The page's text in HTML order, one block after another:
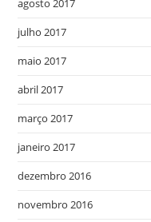
agosto 2017
julho 2017
maio 2017
abril 2017
março 2017
janeiro 2017
dezembro 2016
novembro 2016